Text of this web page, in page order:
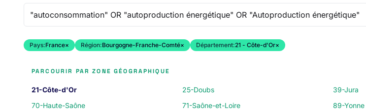
Pays:France× Région:Bourgogne-Franche-Comté× Département:21 - Côte-d'Or×
PARCOURIR PAR ZONE GÉOGRAPHIQUE
21-Côte-d'Or 25-Doubs 39-Jura
70-Haute-Saône
71-Saône-et-Loire 89-Yonne